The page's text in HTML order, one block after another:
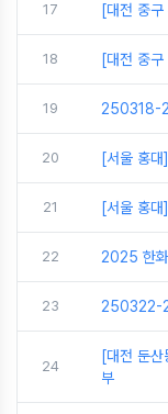
17 [대전 중
18 [대전 중
19 250318-
20 [서울 홍
21 [서울 홍
22 2025 한화
23 250322-
24
[대전 둔
부